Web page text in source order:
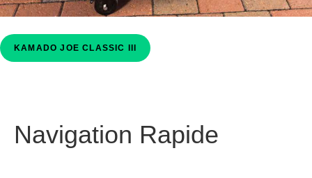
KAMADO JOE CLASSIC III
Navigation Rapide